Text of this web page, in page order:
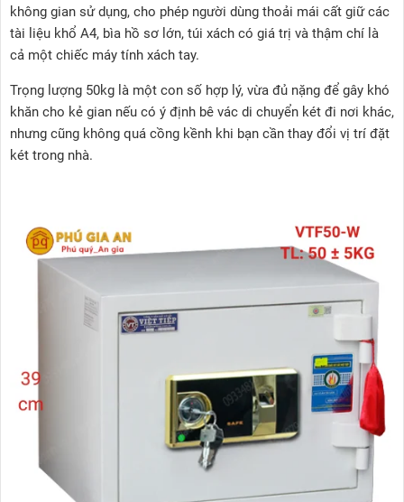
không gian sử dụng, cho phép người dùng thoải mái cất giữ các
tài liệu khổ A4, bìa hồ sơ lớn, túi xách có giá trị và thậm chí là
cả một chiếc máy tính xách tay.
Trọng lượng 50kg là một con số hợp lý, vừa đủ nặng để gây khó
khăn cho kẻ gian nếu có ý định bê vác di chuyển két đi nơi khác,
nhưng cũng không quá cồng kềnh khi bạn cần thay đổi vị trí đặt
két trong nhà.